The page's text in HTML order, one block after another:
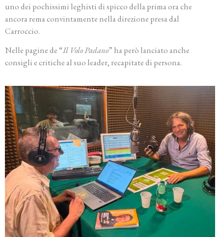
uno dei pochissimi leghisti di spicco della prima ora che
ancora rema convintamente nella direzione presa dal
Carroccio.
Nelle pagine de “Il Volo Padano” ha però lanciato anche
consigli e critiche al suo leader, recapitate di persona.